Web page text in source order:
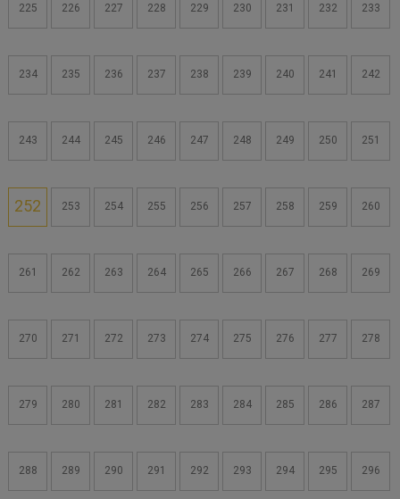
225 226 227 228 229 230 231 232 233
234 235 236 237 238 239 240 241 242
243 244 245 246 247 248 249 250 251
252 253 254 255 256 257 258 259 260
261 262 263 264 265 266 267 268 269
270 271 272 273 274 275 276 277 278
279 280 281 282 283 284 285 286 287
288 289 290 291 292 293 294 295 296